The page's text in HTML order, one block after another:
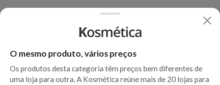
O mesmo produto, vários preços
Os produtos desta categoria têm preços bem diferentes de
uma loja para outra. A Kosmética reúne mais de 20 lojas para